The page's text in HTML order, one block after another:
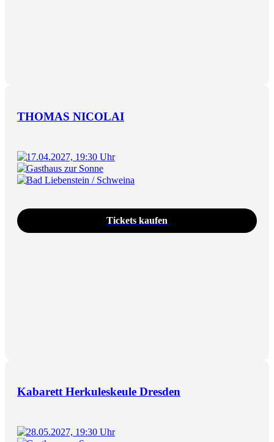
THOMAS NICOLAI
17.04.2027, 19:30 Uhr
Gasthaus zur Sonne
Bad Liebenstein / Schweina
Tickets kaufen
Kabarett Herkuleskeule Dresden
28.05.2027, 19:30 Uhr